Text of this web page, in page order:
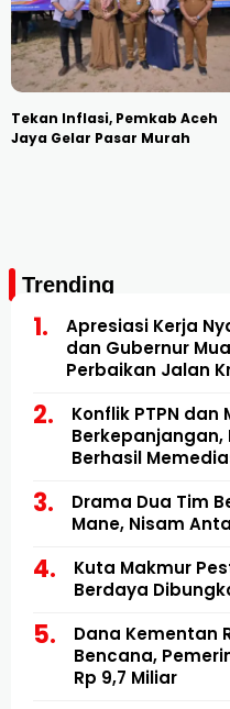
Tekan Inflasi, Pemkab Aceh
Jaya Gelar Pasar Murah
Trending
Apresiasi Kerja
dan Gubernur
Perbaikan Jalan
Konflik PTPN
Berkepanjangan,
Berhasil
Drama Dua Tim
Mane, Nisam
Kuta Makmur
Berdaya
Dana Kementan
Bencana,
Rp 9,7 Miliar